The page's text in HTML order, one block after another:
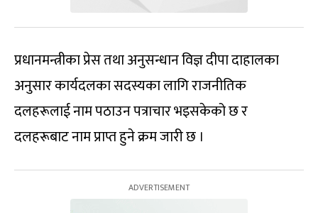
प्रधानमन्त्रीका प्रेस तथा अनुसन्धान विज्ञ दीपा दाहालका
अनुसार कार्यदलका सदस्यका लागि राजनीतिक
दलहरूलाई नाम पठाउन पत्राचार भइसकेको छ र
दलहरूबाट नाम प्राप्त हुने क्रम जारी छ ।